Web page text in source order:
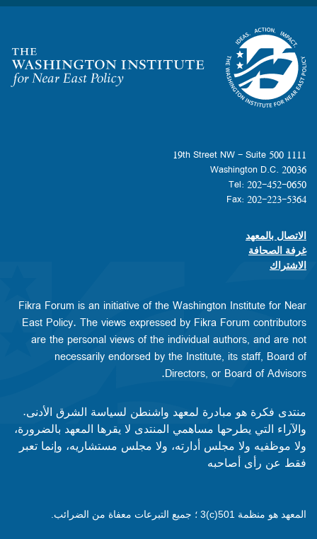
Homepage
1111 19th Street NW - Suite 500
Washington D.C. 20036
Tel: 202-452-0650
Fax: 202-223-5364
Footer contact links
الاتصال بالمعهد
غرفة الصحافة
الاشتراك
Fikra Forum is an initiative of the Washington Institute for Near
East Policy. The views expressed by Fikra Forum contributors
are the personal views of the individual authors, and are not
necessarily endorsed by the Institute, its staff, Board of
Directors, or Board of Advisors.​​
منتدى فكرة هو مبادرة لمعهد واشنطن لسياسة الشرق الأدنى.
والآراء التي يطرحها مساهمي المنتدى لا يقرها المعهد بالضرورة،
ولا موظفيه ولا مجلس أدارته، ولا مجلس مستشاريه، وإنما تعبر
فقط عن رأى أصاحبه
المعهد هو منظمة 501(c)3 ؛ جميع التبرعات معفاة من الضرائب.